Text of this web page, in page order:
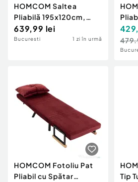
HOMCOM Saltea
Pliabilă 195x120cm,
10cm, Husă Lavabilă,
Ideală pentru
639,99 lei
Bucuresti 1 zi în urmă
HOMCOM Fotoliu Pat
Pliabil cu Spătar
Tip